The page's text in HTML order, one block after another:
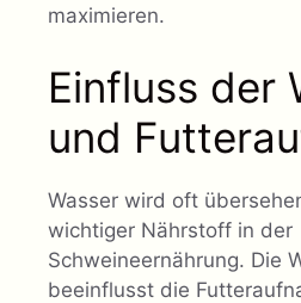
maximieren.
Einfluss der
und
Wasser wird oft
wichtiger Nährstoff in der
Schweineernährung. Die
beeinflusst die